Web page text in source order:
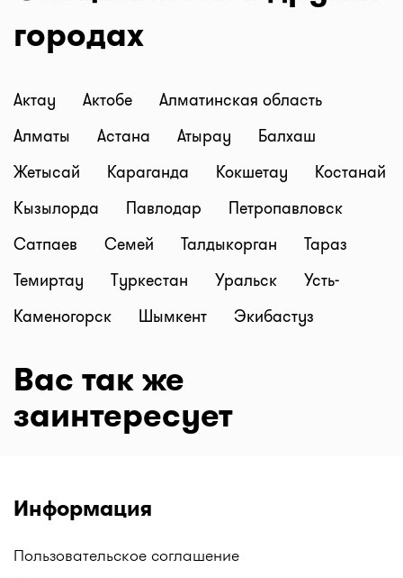
городах
Актау Актобе
Алматинская область
Алматы
Астана Атырау
Балхаш
Жетысай
Караганда Кокшетау
Костанай
Кызылорда
Павлодар
Петропавловск
Сатпаев
Семей Талдыкорган
Тараз
Темиртау
Туркестан Уральск
Усть-
Каменогорск
Шымкент Экибастуз
Вас так же
заинтересует
Информация
Пользовательское соглашение